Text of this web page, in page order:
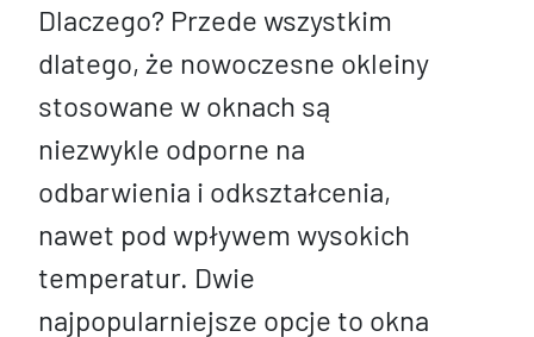
Dlaczego? Przede wszystkim
dlatego, że nowoczesne okleiny
stosowane w oknach są
niezwykle odporne na
odbarwienia i odkształcenia,
nawet pod wpływem wysokich
temperatur. Dwie
najpopularniejsze opcje to okna